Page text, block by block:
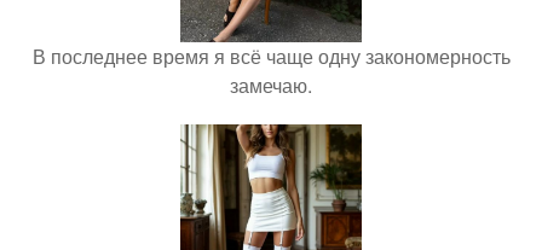
В последнее время я всё чаще одну закономерность
замечаю.